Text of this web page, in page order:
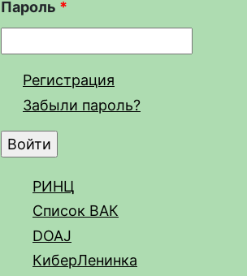
Пароль *
Регистрация
Забыли пароль?
РИНЦ
Список ВАК
DOAJ
КиберЛенинка